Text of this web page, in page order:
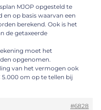
MJOP opgesteld te
op basis waarvan een
berekend. Ook is het
de getaxeerde
moet het
opgenomen.
van het vermogen ook
om op te tellen bij
#6828